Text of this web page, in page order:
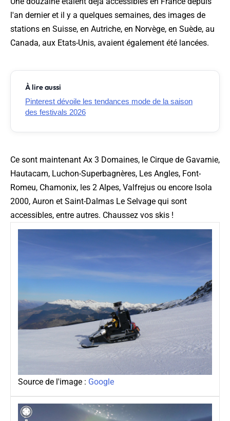
l'an dernier et il y a quelques semaines, des images de
stations en Suisse, en Autriche, en Norvège, en Suède, au
Canada, aux Etats-Unis, avaient également été lancées.
À lire aussi
Pinterest dévoile les tendances mode de la saison
des festivals 2026
Ce sont maintenant Ax 3 Domaines, le Cirque de Gavarnie,
Hautacam, Luchon-Superbagnères, Les Angles, Font-
Romeu, Chamonix, les 2 Alpes, Valfrejus ou encore Isola
2000, Auron et Saint-Dalmas Le Selvage qui sont
accessibles, entre autres. Chaussez vos skis !
Source de l'image : Google